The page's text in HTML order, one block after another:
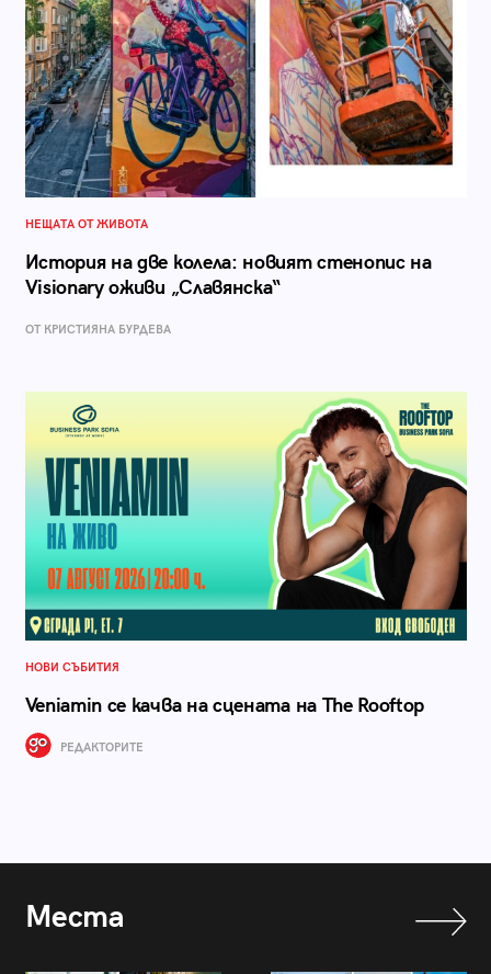
НЕЩАТА ОТ ЖИВОТА
История на две колела: новият стенопис на
Visionary оживи „Славянска“
ОТ КРИСТИЯНА БУРДЕВА
НОВИ СЪБИТИЯ
Veniamin се качва на сцената на The Rooftop
РЕДАКТОРИТЕ
Места